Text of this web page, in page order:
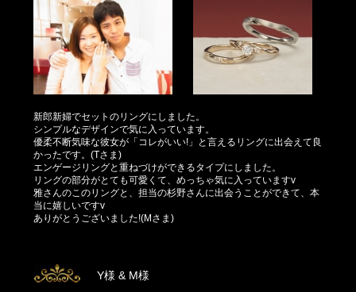
新郎新婦でセットのリングにしました。
シンプルなデザインで気に入っています。
優柔不断気味な彼女が「コレがいい!」と言えるリングに出会えて良
かったです。(Tさま)
エンゲージリングと重ねづけができるタイプにしました。
リングの部分がとても可愛くて、めっちゃ気に入っていますv
雅さんのこのリングと、担当の杉野さんに出会うことができて、本
当に嬉しいですv
ありがとうございました!(Mさま)
Y様 & M様